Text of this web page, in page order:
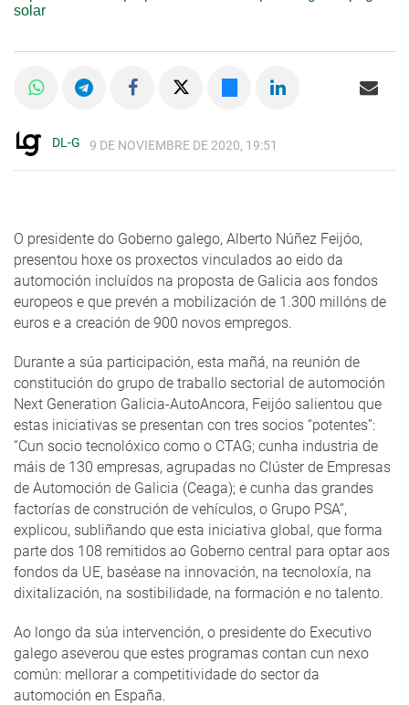
solar
DL-G 9 DE NOVIEMBRE DE 2020, 19:51
O presidente do Goberno galego, Alberto Núñez Feijóo,
presentou hoxe os proxectos vinculados ao eido da
automoción incluídos na proposta de Galicia aos fondos
europeos e que prevén a mobilización de 1.300 millóns de
euros e a creación de 900 novos empregos.
Durante a súa participación, esta mañá, na reunión de
constitución do grupo de traballo sectorial de automoción
Next Generation Galicia-AutoAncora, Feijóo salientou que
estas iniciativas se presentan con tres socios “potentes”:
“Cun socio tecnolóxico como o CTAG; cunha industria de
máis de 130 empresas, agrupadas no Clúster de Empresas
de Automoción de Galicia (Ceaga); e cunha das grandes
factorías de construción de vehículos, o Grupo PSA”,
explicou, subliñando que esta iniciativa global, que forma
parte dos 108 remitidos ao Goberno central para optar aos
fondos da UE, baséase na innovación, na tecnoloxía, na
dixitalización, na sostibilidade, na formación e no talento.
Ao longo da súa intervención, o presidente do Executivo
galego aseverou que estes programas contan cun nexo
común: mellorar a competitividade do sector da
automoción en España.